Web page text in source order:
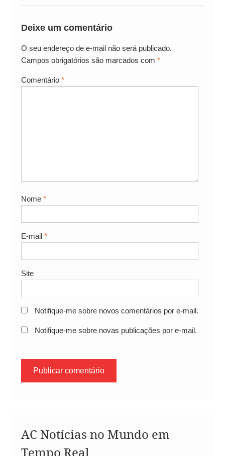
Deixe um comentário
O seu endereço de e-mail não será publicado.
Campos obrigatórios são marcados com *
Comentário *
Nome *
E-mail *
Site
Notifique-me sobre novos comentários por e-mail.
Notifique-me sobre novas publicações por e-mail.
AC Notícias no Mundo em
Tempo Real